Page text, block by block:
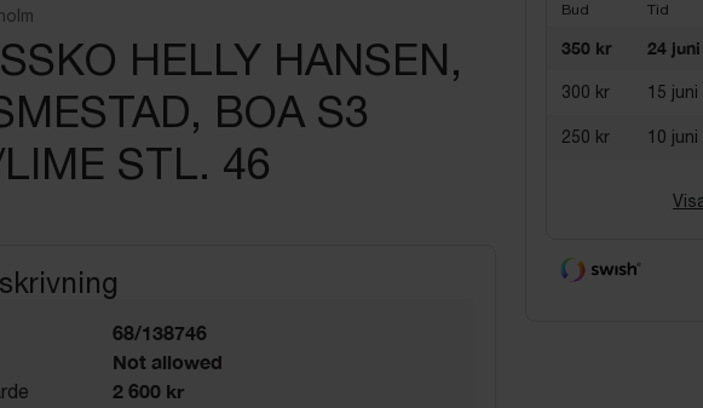
HELLY HANSEN,
BOA S3
STL. 46
68/138746
Not allowed
2 600 kr
Bud Tid
350 kr 24
300 kr 15 juni
250 kr 10 juni